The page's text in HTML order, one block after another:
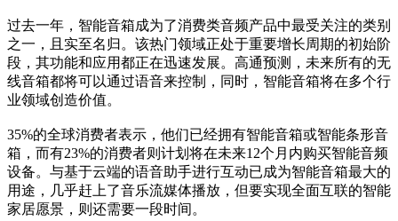
过去一年，智能音箱成为了消费类音频产品中最受关注的类别
之一，且实至名归。该热门领域正处于重要增长周期的初始阶
段，其功能和应用都正在迅速发展。高通预测，未来所有的无
线音箱都将可以通过语音来控制，同时，智能音箱将在多个行
业领域创造价值。
35%的全球消费者表示，他们已经拥有智能音箱或智能条形音
箱，而有23%的消费者则计划将在未来12个月内购买智能音频
设备。与基于云端的语音助手进行互动已成为智能音箱最大的
用途，几乎赶上了音乐流媒体播放，但要实现全面互联的智能
家居愿景，则还需要一段时间。